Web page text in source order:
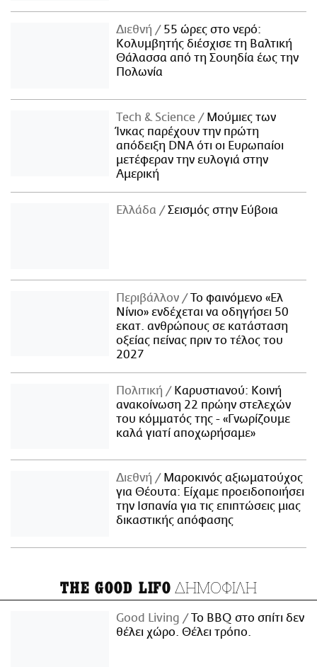
Διεθνή
55 ώρες στο νερό:
Κολυμβητής διέσχισε τη Βαλτική
Θάλασσα από τη Σουηδία έως την
Πολωνία
Τech & Science
Μούμιες των
Ίνκας παρέχουν την πρώτη
απόδειξη DNA ότι οι Ευρωπαίοι
μετέφεραν την ευλογιά στην
Αμερική
Ελλάδα Σεισμός στην Εύβοια
Περιβάλλον
Το φαινόμενο «Ελ
Νίνιο» ενδέχεται να οδηγήσει 50
εκατ. ανθρώπους σε κατάσταση
οξείας πείνας πριν το τέλος του
2027
Πολιτική
Καρυστιανού: Κοινή
ανακοίνωση 22 πρώην στελεχών
του κόμματός της - «Γνωρίζουμε
καλά γιατί αποχωρήσαμε»
Διεθνή
Μαροκινός αξιωματούχος
για Θέουτα: Είχαμε προειδοποιήσει
την Ισπανία για τις επιπτώσεις μιας
δικαστικής απόφασης
THE GOOD LIFO ΔΗΜΟΦΙΛΗ
Good Living
Το BBQ στο σπίτι δεν
θέλει χώρο. Θέλει τρόπο.